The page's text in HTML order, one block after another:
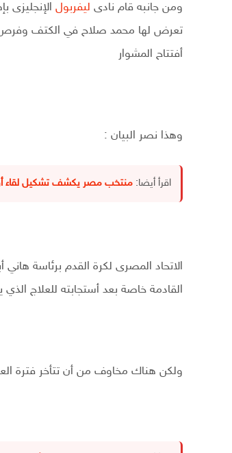
ومن جانبه قام نادى ليفربول
تعرض لها محمد صلاح في الكتف وفرص
أفتتاح المشوار
وهذا نصر البيان :
اقرأ أيضا: منتخب مصر يكشف تشكيل لقاء
الاتحاد المصرى لكرة القدم برئاسة
القادمة خاصة بعد أستجابته للعلاج الذي
ولكن هناك مخاوف من أن تتأخر فترة